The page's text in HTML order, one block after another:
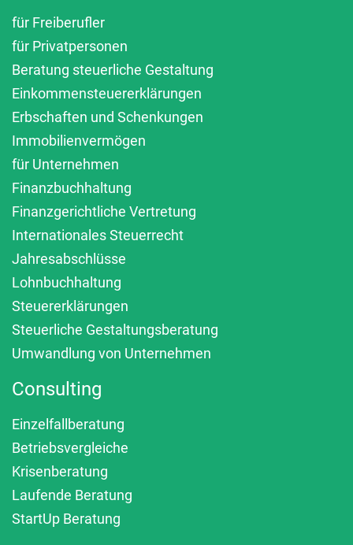
für Freiberufler
für Privatpersonen
Beratung steuerliche Gestaltung
Einkommensteuererklärungen
Erbschaften und Schenkungen
Immobilienvermögen
für Unternehmen
Finanzbuchhaltung
Finanzgerichtliche Vertretung
Internationales Steuerrecht
Jahresabschlüsse
Lohnbuchhaltung
Steuererklärungen
Steuerliche Gestaltungsberatung
Umwandlung von Unternehmen
Consulting
Einzelfallberatung
Betriebsvergleiche
Krisenberatung
Laufende Beratung
StartUp Beratung